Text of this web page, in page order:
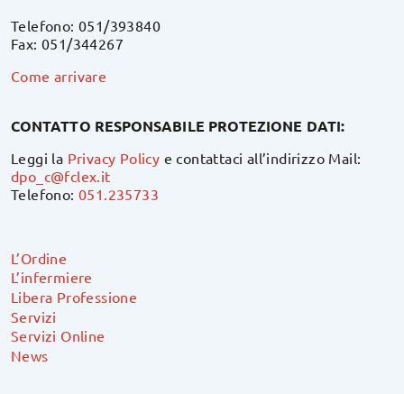
Telefono: 051/393840
Fax: 051/344267
Come arrivare
CONTATTO RESPONSABILE PROTEZIONE DATI:
Leggi la Privacy Policy e contattaci all’indirizzo Mail:
dpo_c@fclex.it
Telefono:051.235733
L’Ordine
L’infermiere
Libera Professione
Servizi
Servizi Online
News